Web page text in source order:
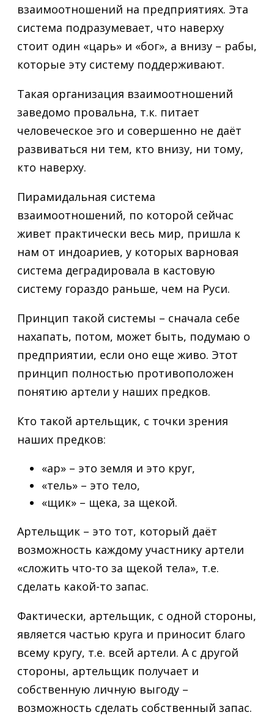
взаимоотношений на предприятиях. Эта
система подразумевает, что наверху
стоит один «царь» и «бог», а внизу – рабы,
которые эту систему поддерживают.
Такая организация взаимоотношений
заведомо провальна, т.к. питает
человеческое эго и совершенно не даёт
развиваться ни тем, кто внизу, ни тому,
кто наверху.
Пирамидальная система
взаимоотношений, по которой сейчас
живет практически весь мир, пришла к
нам от индоариев, у которых варновая
система деградировала в кастовую
систему гораздо раньше, чем на Руси.
Принцип такой системы – сначала себе
нахапать, потом, может быть, подумаю о
предприятии, если оно еще живо. Этот
принцип полностью противоположен
понятию артели у наших предков.
Кто такой артельщик, с точки зрения
наших предков:
«ар» – это земля и это круг,
«тель» – это тело,
«щик» – щека, за щекой.
Артельщик – это тот, который даёт
возможность каждому участнику артели
«сложить что-то за щекой тела», т.е.
сделать какой-то запас.
Фактически, артельщик, с одной стороны,
является частью круга и приносит благо
всему кругу, т.е. всей артели. А с другой
стороны, артельщик получает и
собственную личную выгоду –
возможность сделать собственный запас.